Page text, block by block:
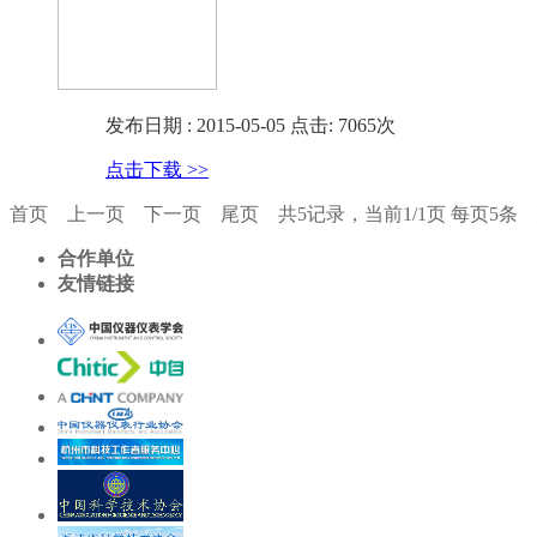
发布日期 : 2015-05-05 点击: 7065次
点击下载 >>
首页 上一页 下一页 尾页 共5记录，当前1/1页 每页5条
合作单位
友情链接